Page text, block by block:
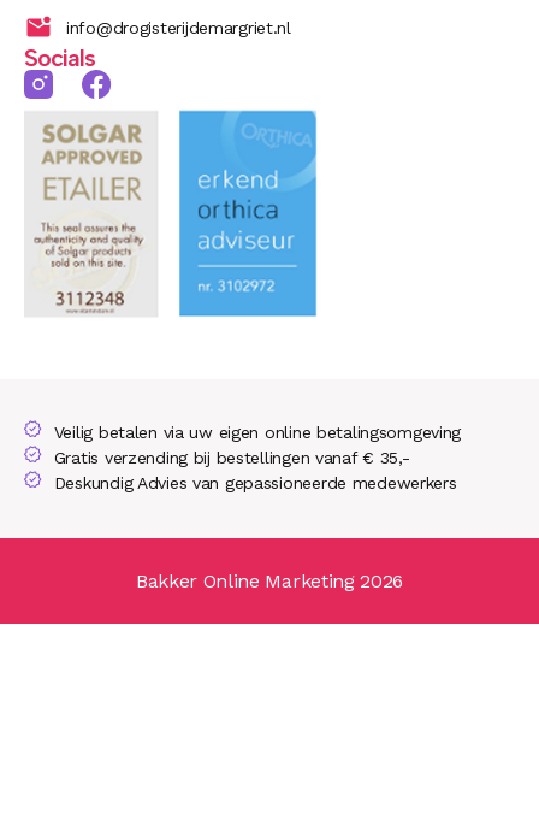
info@drogisterijdemargriet.nl
Socials
Veilig betalen via uw eigen online betalingsomgeving
Gratis verzending bij bestellingen vanaf € 35,-
Deskundig Advies van gepassioneerde medewerkers
Bakker Online Marketing 2026